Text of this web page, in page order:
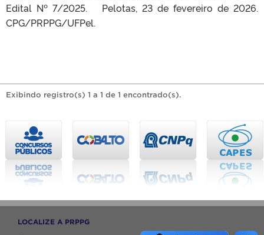
Edital Nº 7/2025. Pelotas, 23 de fevereiro de 2026.
CPG/PRPPG/UFPel.
Exibindo registro(s) 1 a 1 de 1 encontrado(s).
LOCALIZE A PRPPG